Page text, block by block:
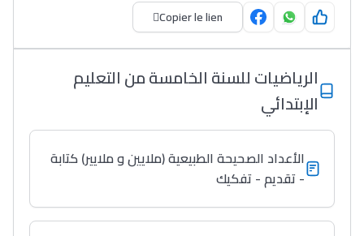
Copier le lien
الرياضيات للسنة الخامسة من التعليم
الإبتدائي
الأعداد الصحيحة الطبيعية (ملايين و ملايير) كتابة
- تقديم - تفكيك